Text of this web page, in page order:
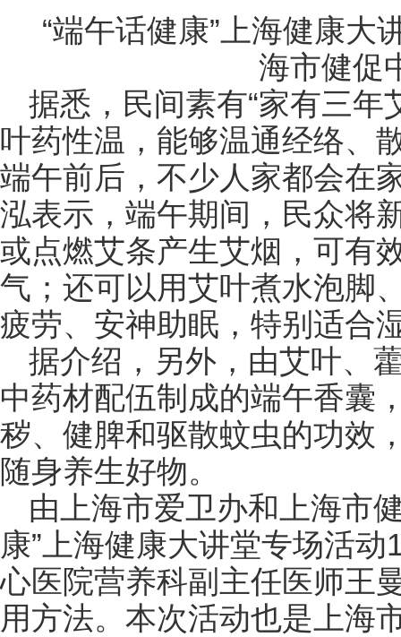
“端午话健康”上海健康大
海市健促
据悉，民间素有“家有三年
叶药性温，能够温通经络、
端午前后，不少人家都会在
泓表示，端午期间，民众将
或点燃艾条产生艾烟，可有
气；还可以用艾叶煮水泡脚
疲劳、安神助眠，特别适合
据介绍，另外，由艾叶、
中药材配伍制成的端午香囊
秽、健脾和驱散蚊虫的功效
随身养生好物。
由上海市爱卫办和上海市
康”上海健康大讲堂专场活
心医院营养科副主任医师王
用方法。本次活动也是上